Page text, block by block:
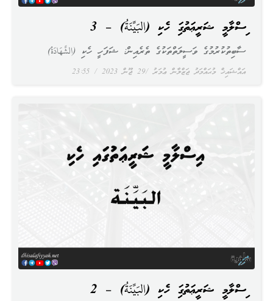
އިސްލާމީ ޝަރީޢަތުގައި ހެކި (البَيِّنَةُ) – 3
އައްޝައިޚް މުޙައްމަދު ޖަޒްލާން ޢުމަރު 29 ޖޫން 2023
ސާބިތުކުރުމުގެ ވަސީލަތްތަކުގެ ތެރެއިން: ޝަފަހީ ހެކި (الشَّهَادَةُ)
އިސްލާމީ ޝަރީޢަތުގައި ހެކި (البَيِّنَةُ) – 2